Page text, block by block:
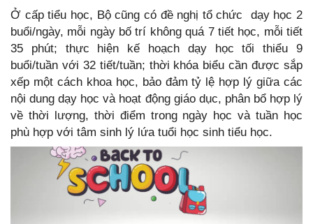
Ở cấp tiểu học, Bộ cũng có đề nghị tổ chức dạy học 2
buổi/ngày, mỗi ngày bố trí không quá 7 tiết học, mỗi tiết
35 phút; thực hiện kế hoạch dạy học tối thiểu 9
buổi/tuần với 32 tiết/tuần; thời khóa biểu cần được sắp
xếp một cách khoa học, bảo đảm tỷ lệ hợp lý giữa các
nội dung dạy học và hoạt động giáo dục, phân bổ hợp lý
về thời lượng, thời điểm trong ngày học và tuần học
phù hợp với tâm sinh lý lứa tuổi học sinh tiểu học.